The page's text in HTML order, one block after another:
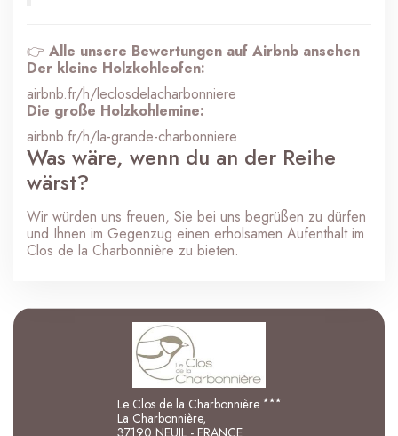
👉 Alle unsere Bewertungen auf Airbnb ansehen
Der kleine Holzkohleofen:
airbnb.fr/h/leclosdelacharbonniere
Die große Holzkohlemine:
airbnb.fr/h/la-grande-charbonniere
Was wäre, wenn du an der Reihe
wärst?
Wir würden uns freuen, Sie bei uns begrüßen zu dürfen
und Ihnen im Gegenzug einen erholsamen Aufenthalt im
Clos de la Charbonnière zu bieten.
Le Clos de la Charbonnière
La Charbonnière,
37190 NEUIL - FRANCE